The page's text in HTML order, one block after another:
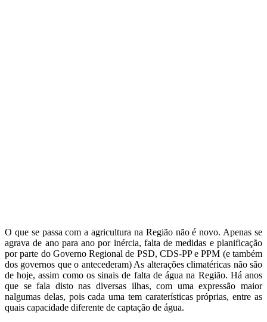
O que se passa com a agricultura na Região não é novo. Apenas se
agrava de ano para ano por inércia, falta de medidas e planificação
por parte do Governo Regional de PSD, CDS-PP e PPM (e também
dos governos que o antecederam) As alterações climatéricas não são
de hoje, assim como os sinais de falta de água na Região. Há anos
que se fala disto nas diversas ilhas, com uma expressão maior
nalgumas delas, pois cada uma tem caraterísticas próprias, entre as
quais capacidade diferente de captação de água.